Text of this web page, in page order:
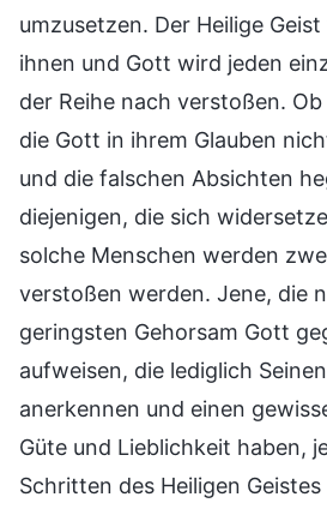
umzusetzen. Der Heilige
ihnen und Gott wird jeden
der Reihe nach verstoßen.
die Gott in ihrem Glauben
und die falschen Absichten
diejenigen, die sich
solche Menschen werden
verstoßen werden. Jene, die
geringsten Gehorsam Gott
aufweisen, die lediglich
anerkennen und einen
Güte und Lieblichkeit haben,
Schritten des Heiligen